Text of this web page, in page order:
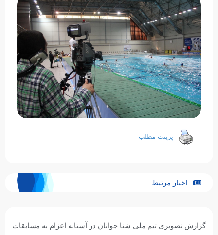
پرینت مطلب
اخبار مرتبط
گزارش تصویری تیم ملی شنا جوانان در آستانه اعزام به مسابقات